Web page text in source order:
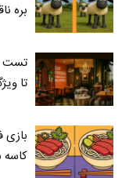
بره
تست
تا
کاسه‌